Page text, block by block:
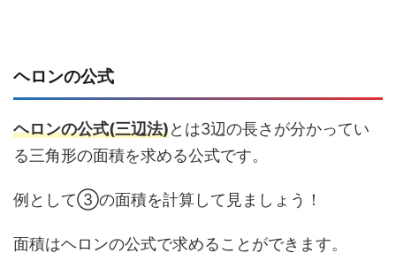
ヘロンの公式
ヘロンの公式(三辺法)とは3辺の長さが分かってい
る三角形の面積を求める公式です。
例として③の面積を計算して見ましょう！
面積はヘロンの公式で求めることができます。